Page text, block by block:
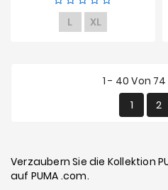
L XL
1 - 40 Von
1 2
Verzaubern Sie die Kollektion
auf PUMA .com.